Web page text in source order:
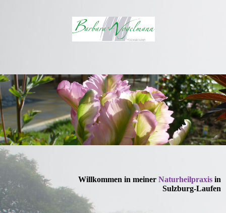
Willkommen in meiner Naturheilpraxis in
Sulzburg-Laufen